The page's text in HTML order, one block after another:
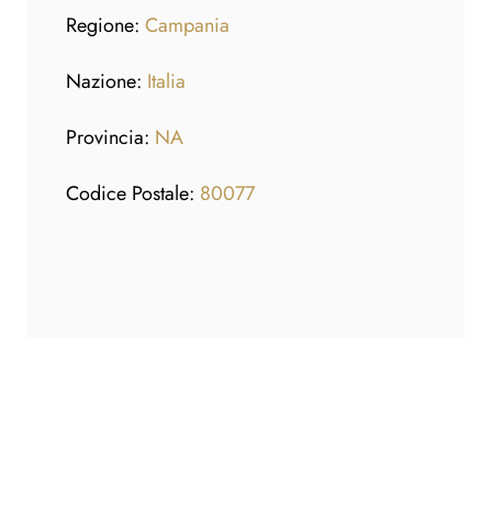
Regione: Campania
Nazione: Italia
Provincia: NA
Codice Postale: 80077